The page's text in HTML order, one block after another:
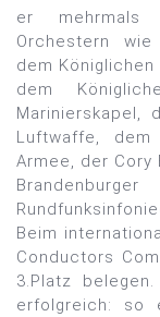
er mehrmals
Orchestern
dem Königlichen
dem
Marinierskapel,
Luftwaffe, dem
Armee, der Cory
Beim
Conductors
3.Platz
erfolgreich: so